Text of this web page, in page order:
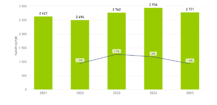
производства продукции по ОКПД 2 «Двери,
окна и их рамы и пороги для дверей из
тонн
***
Диаграмма 7. Структура объемов производства
продукции по ОКПД 2 «Двери, окна и их рамы и